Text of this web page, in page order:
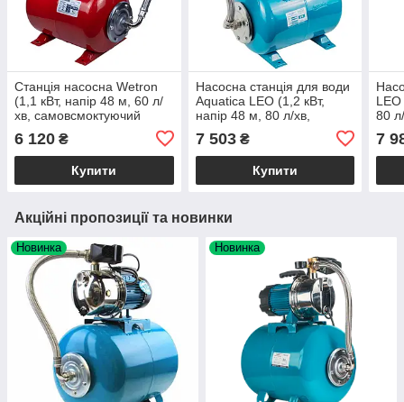
Станція насосна Wetron
(1,1 кВт, напір 48 м, 60 л/
хв, самовсмоктуючий
свердловини, криниці
6 120 ₴
Купити
Насосна станція для води
Aquatica LEO (1,2 кВт,
напір 48 м, 80 л/хв,
самовсмоктуючий насос,
бак 24 л)
7 503₴
Купити
80
7
Акційні пропозиції та новинки
Новинка Новинка